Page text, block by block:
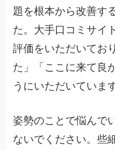
題を根本から改善す
た。大手口コミサイ
評価をいただいてお
た」「ここに来て良
うにいただいています
姿勢のことで悩んで
ないでください。些